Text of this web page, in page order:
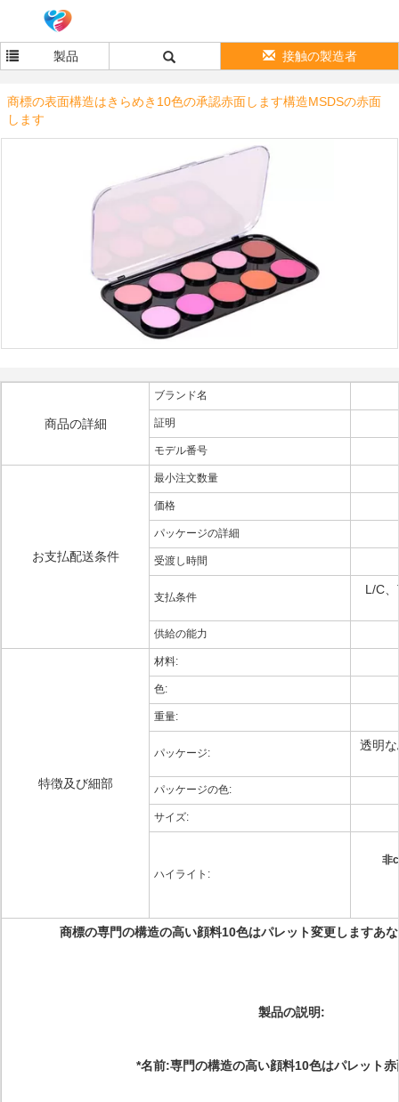
製品 接触の製造者
商標の表面構造はきらめき10色の承認赤面します構造MSDSの赤面
します
商品の詳細
ブランド名
証明
モデル番号
お支払配送条件
最小注文数量
価格
パッケージの詳細
受渡し時間
支払条件
L/C
供給の能力
特徴及び細部
材料:
色:
重量:
パッケージ:
透明
パッケージの色:
サイズ:
ハイライト:
非
商標の専門の構造の高い顔料10色はパレット変更しますあ
製品の説明:
*名前:専門の構造の高い顔料10色はパレット